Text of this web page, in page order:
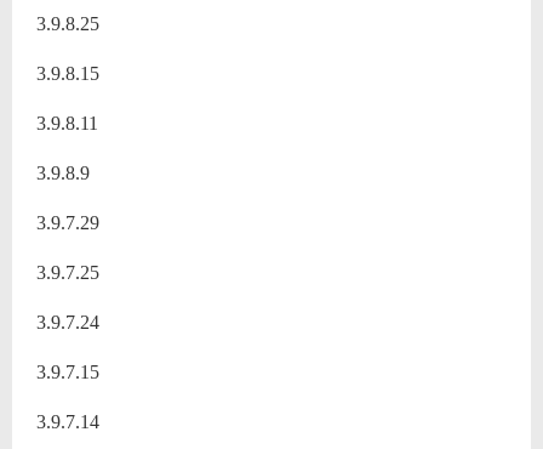
3.9.8.25
3.9.8.15
3.9.8.11
3.9.8.9
3.9.7.29
3.9.7.25
3.9.7.24
3.9.7.15
3.9.7.14